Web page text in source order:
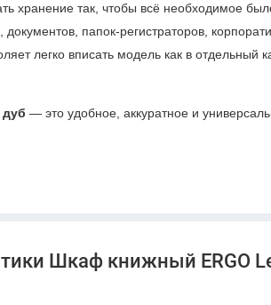
хранение так, чтобы всё необходимое
папок-регистраторов,
легко вписать модель как в отдельный
— это удобное, аккуратное и
пространство, сохранить порядок и
Шкаф книжный ERGO